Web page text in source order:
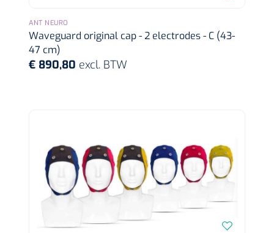
ANT NEURO
Waveguard original cap - 2 electrodes - C (43-
47 cm)
€ 890,80 excl. BTW